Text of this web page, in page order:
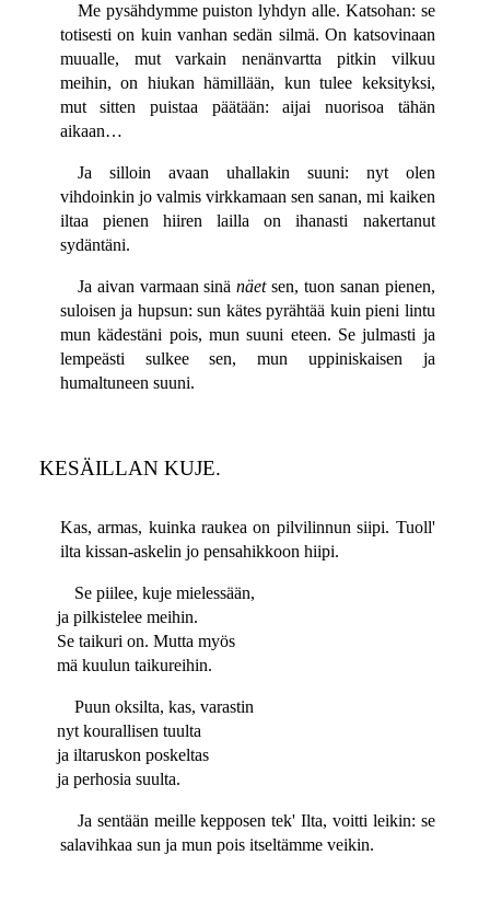
Me pysähdymme puiston lyhdyn alle. Katsohan: se
totisesti on kuin vanhan sedän silmä. On katsovinaan
muualle, mut varkain nenänvartta pitkin vilkuu
meihin, on hiukan hämillään, kun tulee keksityksi,
mut sitten puistaa päätään: aijai nuorisoa tähän
aikaan…
Ja silloin avaan uhallakin suuni: nyt olen
vihdoinkin jo valmis virkkamaan sen sanan, mi kaiken
iltaa pienen hiiren lailla on ihanasti nakertanut
sydäntäni.
Ja aivan varmaan sinänäetsen, tuon sanan pienen,
suloisen ja hupsun: sun kätes pyrähtää kuin pieni lintu
mun kädestäni pois, mun suuni eteen. Se julmasti ja
lempeästi sulkee sen, mun uppiniskaisen ja
humaltuneen suuni.
KESÄILLAN KUJE.
Kas, armas, kuinka raukea on pilvilinnun siipi. Tuoll'
ilta kissan-askelin jo pensahikkoon hiipi.
Se piilee, kuje mielessään,
ja pilkistelee meihin.
Se taikuri on. Mutta myös
mä kuulun taikureihin.
Puun oksilta, kas, varastin
nyt kourallisen tuulta
ja iltaruskon poskeltas
ja perhosia suulta.
Ja sentään meille kepposen tek' Ilta, voitti leikin: se
salavihkaa sun ja mun pois itseltämme veikin.